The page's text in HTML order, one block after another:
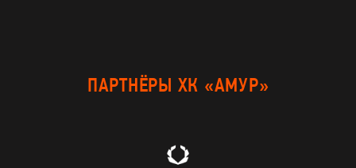
ПАРТНЁРЫ ХК «АМУР»